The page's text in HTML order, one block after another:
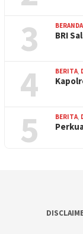
3 BRI
4 BERITA,
5 BERITA,